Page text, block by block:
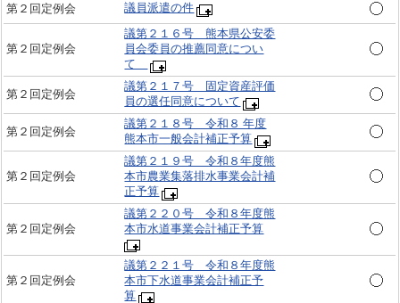
第２回定例会
議員派遣の件
第２回定例会
議第２１６号 熊本県公安委
員会委員の推薦同意につい
て
第２回定例会
議第２１７号 固定資産評価
員の選任同意について
第２回定例会
議第２１８号 令和８ 年度
熊本市一般会計補正予算
第２回定例会
議第２１９号 令和８年度熊
本市農業集落排水事業会計補
正予算
第２回定例会
議第２２０号 令和８年度熊
本市水道事業会計補正予算
第２回定例会
議第２２１号 令和８年度熊
本市下水道事業会計補正予
算